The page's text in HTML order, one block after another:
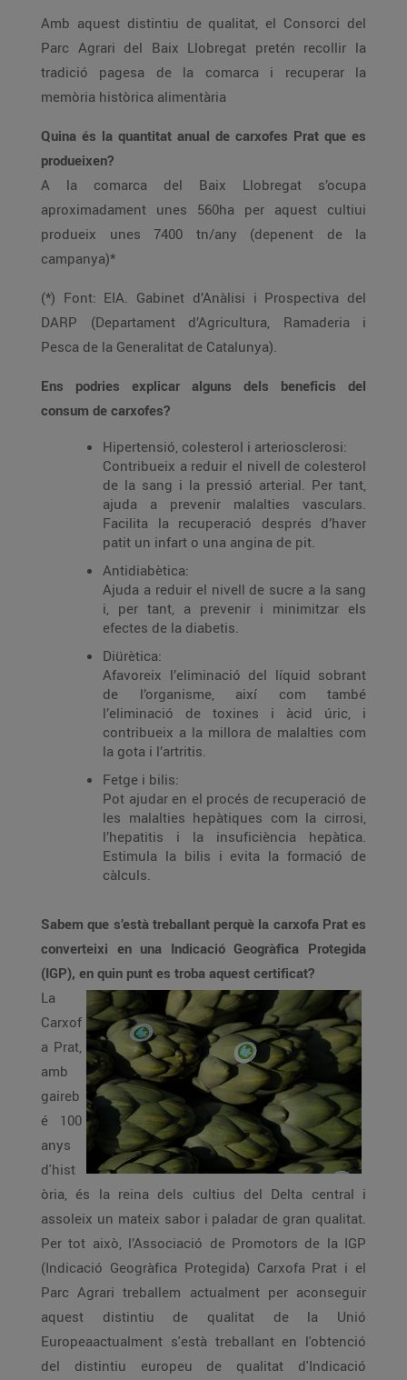
Amb aquest distintiu de qualitat, el Consorci del
Parc Agrari del Baix Llobregat pretén recollir la
tradició pagesa de la comarca i recuperar la
memòria històrica alimentària
Quina és la quantitat anual de carxofes Prat que es
produeixen?
A la comarca del Baix Llobregat s’ocupa
aproximadament unes 560ha per aquest cultiui
produeix unes 7400 tn/any (depenent de la
campanya)*
(*) Font: EIA. Gabinet d’Anàlisi i Prospectiva del
DARP (Departament d’Agricultura, Ramaderia i
Pesca de la Generalitat de Catalunya).
Ens podries explicar alguns dels beneficis del
consum de carxofes?
Hipertensió, colesterol i arteriosclerosi:
Contribueix a reduir el nivell de colesterol
de la sang i la pressió arterial. Per tant,
ajuda a prevenir malalties vasculars.
Facilita la recuperació després d’haver
patit un infart o una angina de pit.
Antidiabètica:
Ajuda a reduir el nivell de sucre a la sang
i, per tant, a prevenir i minimitzar els
efectes de la diabetis.
Diürètica:
Afavoreix l’eliminació del líquid sobrant
de l’organisme, així com també
l’eliminació de toxines i àcid úric, i
contribueix a la millora de malalties com
la gota i l’artritis.
Fetge i bilis:
Pot ajudar en el procés de recuperació de
les malalties hepàtiques com la cirrosi,
l’hepatitis i la insuficiència hepàtica.
Estimula la bilis i evita la formació de
càlculs.
Sabem que s’està treballant perquè la carxofa Prat es
converteixi en una Indicació Geogràfica Protegida
(IGP), en quin punt es troba aquest certificat?
La
Carxof
a Prat,
amb
gaireb
é 100
anys
d'hist
òria, és la reina dels cultius del Delta central i
assoleix un mateix sabor i paladar de gran qualitat.
Per tot això, l’Associació de Promotors de la IGP
(Indicació Geogràfica Protegida) Carxofa Prat i el
Parc Agrari treballem actualment per aconseguir
aquest distintiu de qualitat de la Unió
Europeaactualment s'està treballant en l'obtenció
del distintiu europeu de qualitat d'Indicació